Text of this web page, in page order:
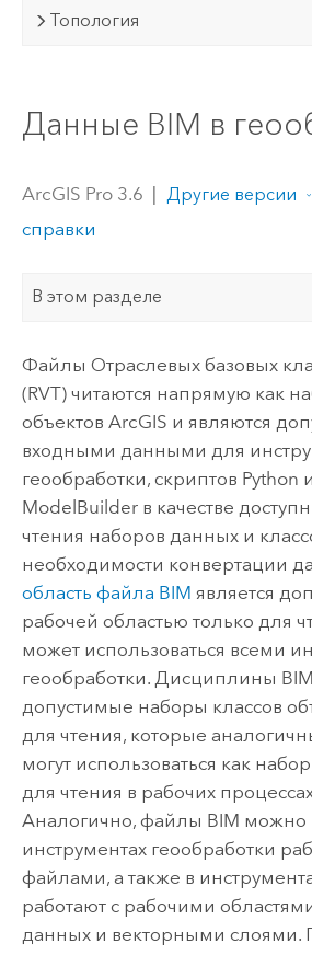
Топология
Данные BIM в
ArcGIS Pro 3.6 | Другие версии
справки
В этом разделе
Файлы Отраслевых базовых
(RVT) читаются напрямую как
объектов ArcGIS и являются
входными данными для
геообработки, скриптов Python
ModelBuilderв качестве
чтения наборов данных и
необходимости конвертации
область файла BIM является
рабочей областью только для
может использоваться всеми
геообработки. Дисциплины BIM
допустимые наборы классов
для чтения, которые
могут использоваться как
для чтения в рабочих
Аналогично, файлы BIM можно
инструментах геообработки
файлами, а также в
работают с рабочими
данных и векторными слоями.